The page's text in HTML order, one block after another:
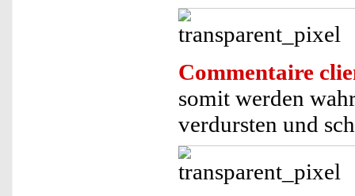
Commentaire
somit werden
verdursten und